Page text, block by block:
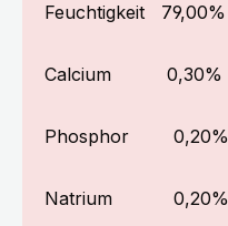
Feuchtigkeit 79,00%
Calcium 0,30%
Phosphor 0,20%
Natrium 0,20%